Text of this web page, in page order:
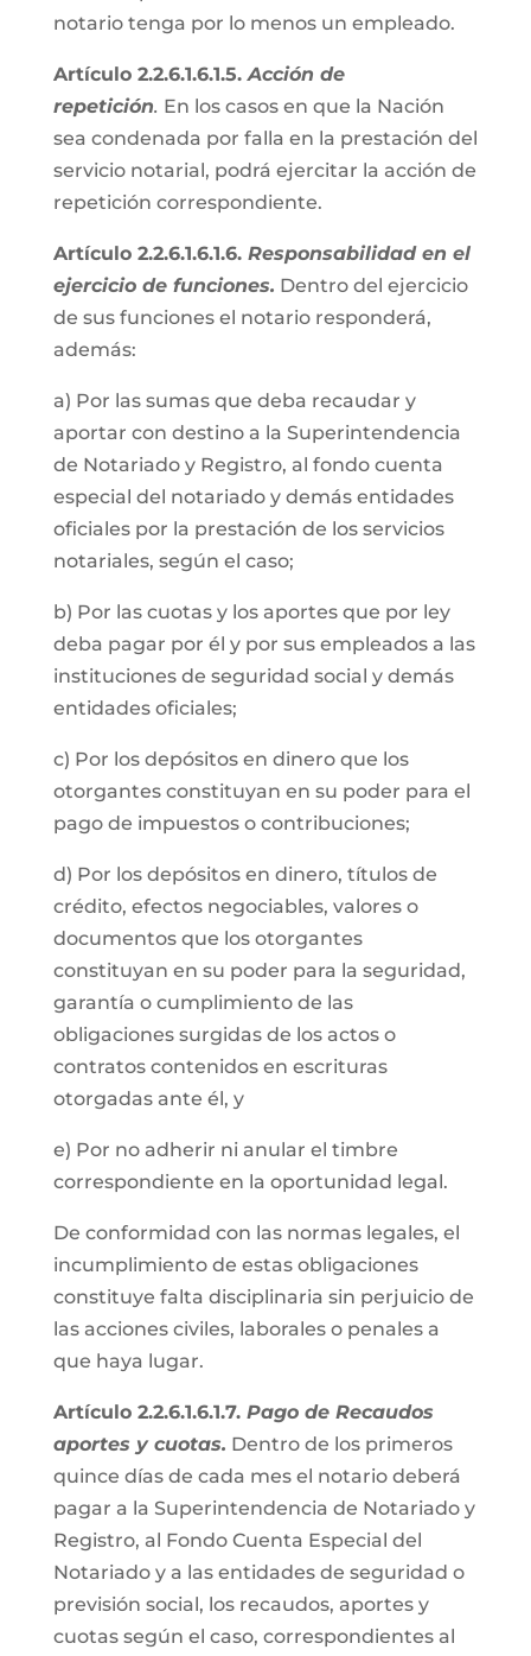
notario tenga por lo menos un empleado.
Artículo 2.2.6.1.6.1.5.Acción de
repetición. En los casos en que la Nación
sea condenada por falla en la prestación del
servicio notarial, podrá ejercitar la acción de
repetición correspondiente.
Artículo 2.2.6.1.6.1.6. Responsabilidad en el
ejercicio de funciones. Dentro del ejercicio
de sus funciones el notario responderá,
además:
a) Por las sumas que deba recaudar y
aportar con destino a la Superintendencia
de Notariado y Registro, al fondo cuenta
especial del notariado y demás entidades
oficiales por la prestación de los servicios
notariales, según el caso;
b) Por las cuotas y los aportes que por ley
deba pagar por él y por sus empleados a las
instituciones de seguridad social y demás
entidades oficiales;
c) Por los depósitos en dinero que los
otorgantes constituyan en su poder para el
pago de impuestos o contribuciones;
d) Por los depósitos en dinero, títulos de
crédito, efectos negociables, valores o
documentos que los otorgantes
constituyan en su poder para la seguridad,
garantía o cumplimiento de las
obligaciones surgidas de los actos o
contratos contenidos en escrituras
otorgadas ante él, y
e) Por no adherir ni anular el timbre
correspondiente en la oportunidad legal.
De conformidad con las normas legales, el
incumplimiento de estas obligaciones
constituye falta disciplinaria sin perjuicio de
las acciones civiles, laborales o penales a
que haya lugar.
Artículo 2.2.6.1.6.1.7. Pago de Recaudos
aportes y cuotas. Dentro de los primeros
quince días de cada mes el notario deberá
pagar a la Superintendencia de Notariado y
Registro, al Fondo Cuenta Especial del
Notariado y a las entidades de seguridad o
previsión social, los recaudos, aportes y
cuotas según el caso, correspondientes al